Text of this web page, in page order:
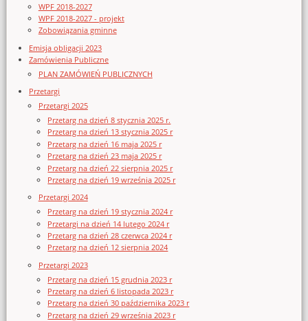
WPF 2018-2027
WPF 2018-2027 - projekt
Zobowiązania gminne
Emisja obligacji 2023
Zamówienia Publiczne
PLAN ZAMÓWIEŃ PUBLICZNYCH
Przetargi
Przetargi 2025
Przetarg na dzień 8 stycznia 2025 r.
Przetarg na dzień 13 stycznia 2025 r
Przetarg na dzień 16 maja 2025 r
Przetarg na dzień 23 maja 2025 r
Przetarg na dzień 22 sierpnia 2025 r
Przetarg na dzień 19 września 2025 r
Przetargi 2024
Przetarg na dzień 19 stycznia 2024 r
Przetargi na dzień 14 lutego 2024 r
Przetarg na dzień 28 czerwca 2024 r
Przetarg na dzień 12 sierpnia 2024
Przetargi 2023
Przetarg na dzień 15 grudnia 2023 r
Przetarg na dzień 6 listopada 2023 r
Przetarg na dzień 30 października 2023 r
Przetarg na dzień 29 września 2023 r